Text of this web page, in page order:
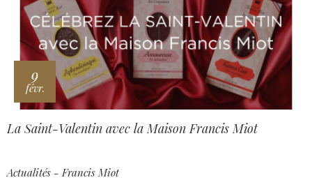
9
févr.
La Saint-Valentin avec la Maison Francis Miot
Actualités - Francis Miot